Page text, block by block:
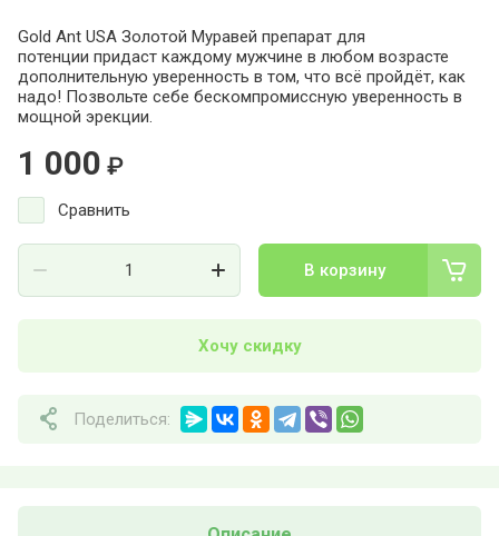
Gold Ant USA Золотой Муравей препарат для
потенции придаст каждому мужчине в любом возрасте
дополнительную уверенность в том, что всё пройдёт, как
надо! Позвольте себе бескомпромиссную уверенность в
мощной эрекции.
1 000 ₽
Сравнить
В корзину
Хочу скидку
Поделиться: